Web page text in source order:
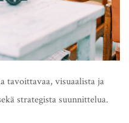
tavoittavaa, visuaalista ja
strategista suunnittelua.